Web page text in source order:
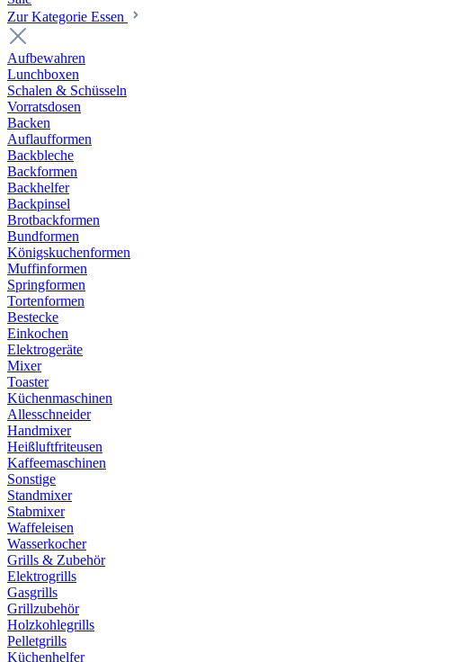
Zur Kategorie Essen
Aufbewahren
Lunchboxen
Schalen & Schüsseln
Vorratsdosen
Backen
Auflaufformen
Backbleche
Backformen
Backhelfer
Backpinsel
Brotbackformen
Bundformen
Königskuchenformen
Muffinformen
Springformen
Tortenformen
Bestecke
Einkochen
Elektrogeräte
Mixer
Toaster
Küchenmaschinen
Allesschneider
Handmixer
Heißluftfriteusen
Kaffeemaschinen
Sonstige
Standmixer
Stabmixer
Waffeleisen
Wasserkocher
Grills & Zubehör
Elektrogrills
Gasgrills
Grillzubehör
Holzkohlegrills
Pelletgrills
Küchenhelfer